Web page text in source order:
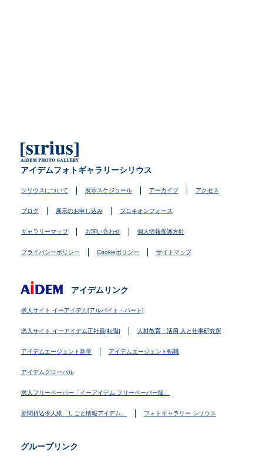
アイデムフォトギャラリーシリウス
シリウスについて 展示スケジュール アーカイブ アクセス
ブログ 展示のお申し込み プロキオンフォース
ギャラリーマップ お問い合わせ 個人情報保護方針
プライバシーポリシー Cookieポリシー サイトマップ
アイデムリンク
求人サイト イーアイデム[アルバイト・パート]
求人サイト イーアイデム正社員[転職] 人材教育・活用 人と仕事研究所
アイデムエージェント新卒 アイデムエージェント転職
アイデムグローバル
求人フリーペーパー「イーアイデム フリーペーパー版」
新聞折込求人紙「しごと情報アイデム」 フォトギャラリー シリウス
グループリンク